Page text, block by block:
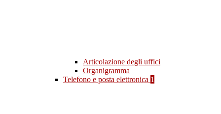
Articolazione degli uffici
Organigramma
Telefono e posta elettronica 1